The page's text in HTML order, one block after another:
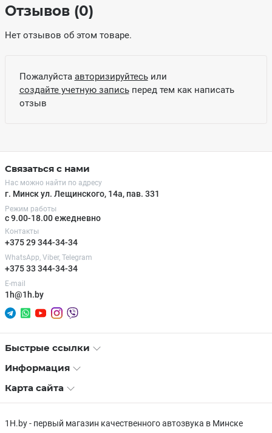
Отзывов (0)
Нет отзывов об этом товаре.
Пожалуйста авторизируйтесьили
создайте учетную записьперед тем как написать
отзыв
Связаться с нами
Нас можно найти по адресу
г. Минск ул. Лещинского, 14а, пав. 331
Режим работы
с 9.00-18.00 ежедневно
Контакты
+375 29 344-34-34
WhatsApp, Viber, Telegram
+375 33 344-34-34
E-mail
1h@1h.by
Быстрые ссылки
Информация
Карта сайта
1H.by - первый магазин качественного автозвука в Минске